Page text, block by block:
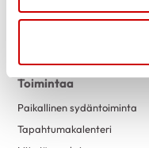
Toimintaa
Paikallinen sydäntoiminta
Tapahtumakalenteri